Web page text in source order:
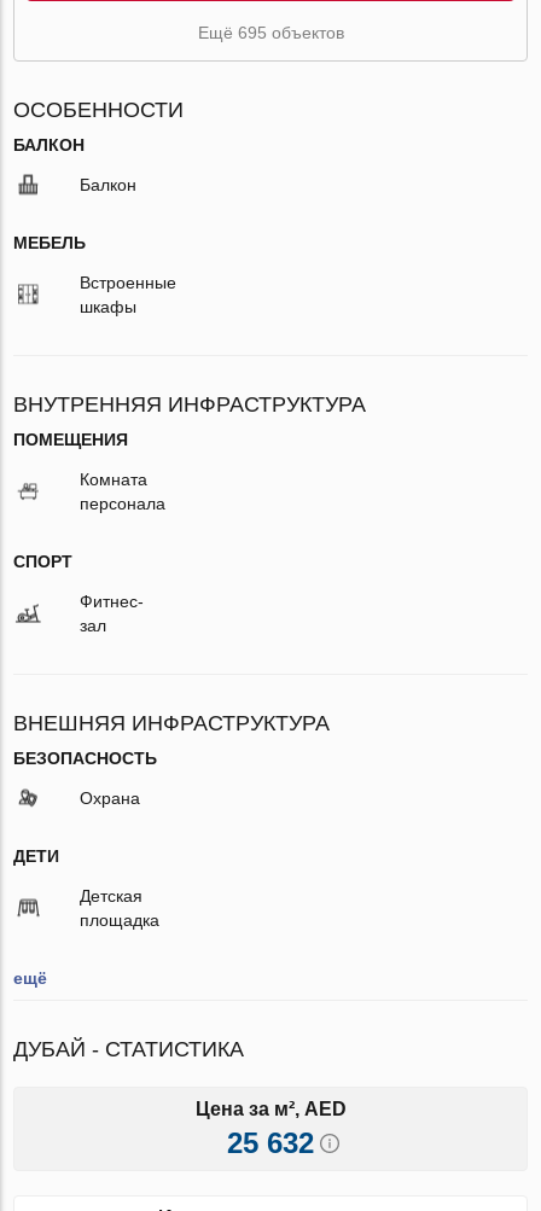
Ещё 695 объектов
ОСОБЕННОСТИ
БАЛКОН
Балкон
МЕБЕЛЬ
Встроенные
шкафы
ВНУТРЕННЯЯ ИНФРАСТРУКТУРА
ПОМЕЩЕНИЯ
Комната
персонала
СПОРТ
Фитнес-
зал
ВНЕШНЯЯ ИНФРАСТРУКТУРА
БЕЗОПАСНОСТЬ
Охрана
ДЕТИ
Детская
площадка
ещё
ДУБАЙ - СТАТИСТИКА
Цена за м², AED
25 632